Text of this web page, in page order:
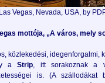
Vegas, Nevada, USA, by
mottója, „A város, mely
közlekedési, idegenforgalmi,
aStrip, itt sorakoznak a
is. (A szállodákat